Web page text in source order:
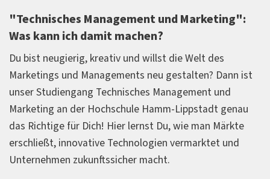
"Technisches Management und Marketing":
Was kann ich damit machen?
Du bist neugierig, kreativ und willst die Welt des
Marketings und Managements neu gestalten? Dann ist
unser Studiengang Technisches Management und
Marketing an der Hochschule Hamm-Lippstadt genau
das Richtige für Dich! Hier lernst Du, wie man Märkte
erschließt, innovative Technologien vermarktet und
Unternehmen zukunftssicher macht.